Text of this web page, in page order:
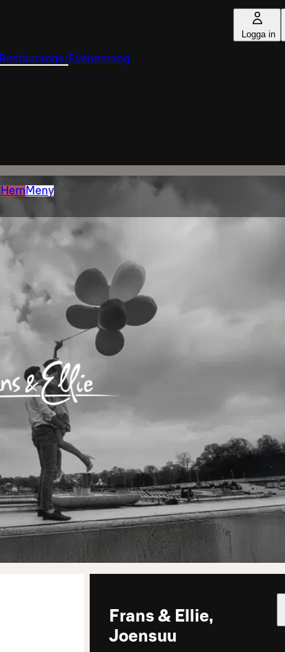
Logga in
RestaurangerEvenemang
Hem Meny
Frans & Ellie,
Joensuu